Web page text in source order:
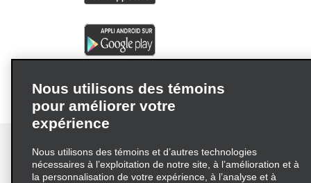
Nous utilisons des témoins
pour améliorer votre
expérience
Nous utilisons des témoins et d’autres technologies
nécessaires à l’exploitation de notre site, à l’amélioration et à
la personnalisation de votre expérience, à l’analyse et à